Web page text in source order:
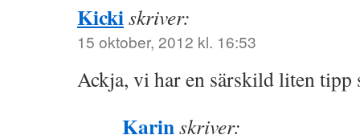
Kickiskriver:
15 oktober, 2012 kl. 16:53
Ackja, vi har en särskild liten tipp
Karinskriver: